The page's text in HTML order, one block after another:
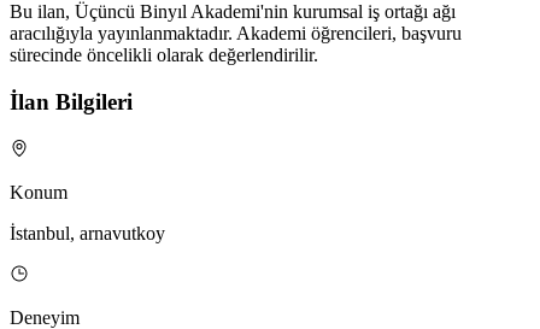
Bu ilan, Üçüncü Binyıl Akademi'nin kurumsal iş ortağı ağı
aracılığıyla yayınlanmaktadır. Akademi öğrencileri, başvuru
sürecinde öncelikli olarak değerlendirilir.
İlan Bilgileri
Konum
İstanbul, arnavutkoy
Deneyim